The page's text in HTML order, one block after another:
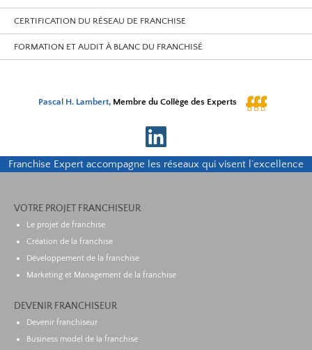
CERTIFICATION DU RÉSEAU DE FRANCHISE
FORMATION ET AUDIT À BLANC DU FRANCHISÉ
Pascal H. Lambert, Membre du Collège des Experts
Franchise Expert accompagne les réseaux qui visent l’excellence
VOTRE PROJET FRANCHISEUR
Le projet de franchise
Création de la franchise
Développement de la franchise
Marketing et Management de la franchise
DEVENIR FRANCHISEUR
Devenir franchiseur
Business model de la franchise